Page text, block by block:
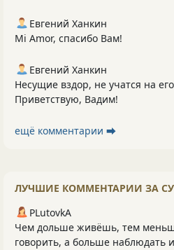
Евгений Ханкин
Mi Amor, спасибо Вам!
Евгений Ханкин
Несущие вздор, не учатся на
Приветствую, Вадим!
ещё комментарии ⮕
ЛУЧШИЕ КОММЕНТАРИИ ЗА
PLutоvkА
Чем дольше живёшь, тем
говорить, а больше наблюдать